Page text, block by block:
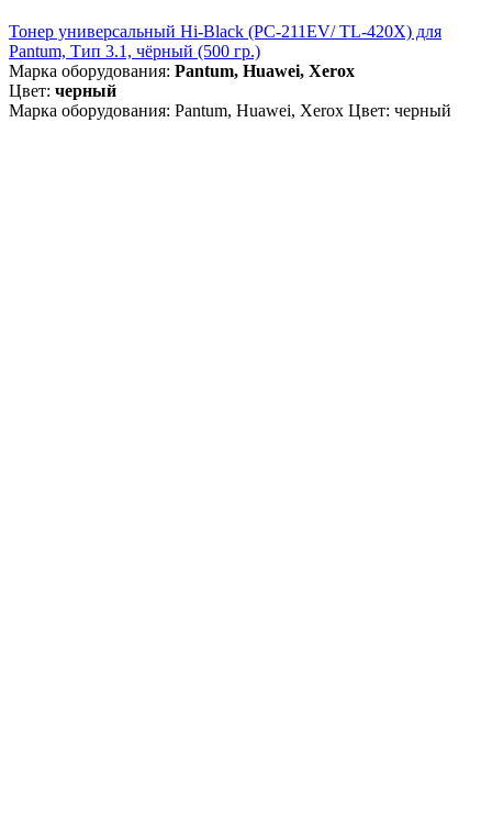
Тонер универсальный Hi-Black (PC-211EV/ TL-420X) для
Pantum, Тип 3.1, чёрный (500 гр.)
Марка оборудования: Pantum, Huawei, Xerox
Цвет: черный
Марка оборудования: Pantum, Huawei, Xerox Цвет: черный